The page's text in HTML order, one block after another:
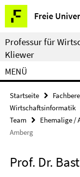
Springe
direkt
zu
Inhalt
Freie
Service-
Navigation
Professur für
Kliewer
MENÜ
Startseite
Wirtschaftsinformatik
Team
Ehemalige /
Amberg
Prof. Dr.